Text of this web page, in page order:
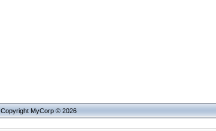
Copyright MyCorp © 2026